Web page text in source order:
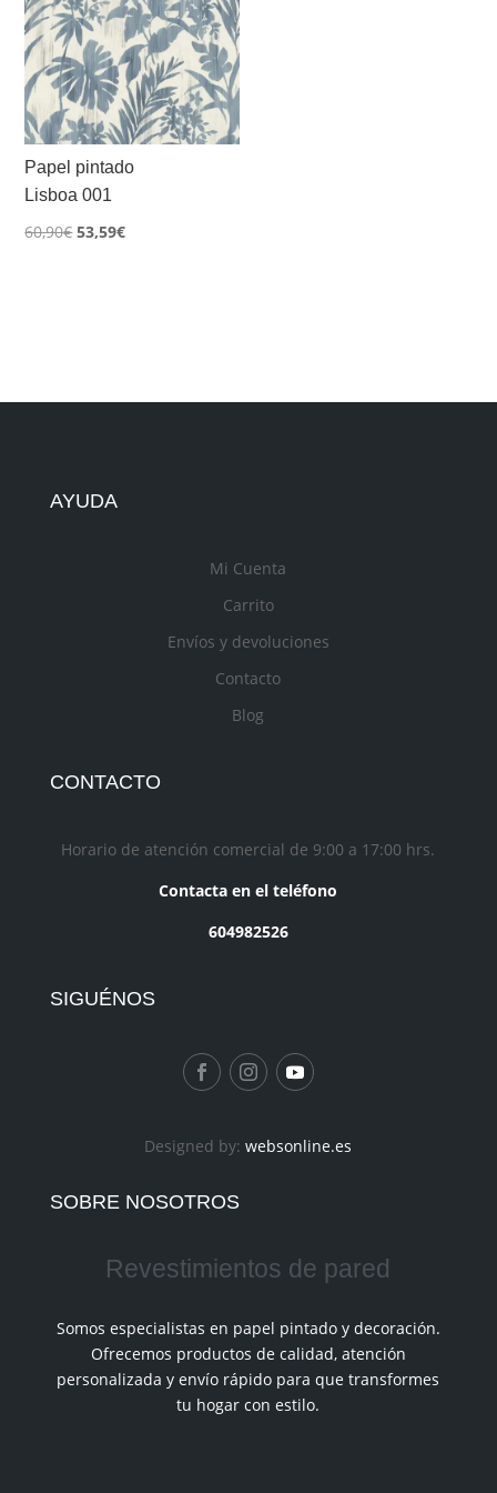
Papel pintado
Lisboa 001
60,90€El
53,59€El
AYUDA
Mi Cuenta
Carrito
Envíos y devoluciones
Contacto
Blog
CONTACTO
Horario de atención comercial de 9:00 a 17:00 hrs.
Contacta en el teléfono
604982526
SIGUÉNOS
Designed by:websonline.es
SOBRE NOSOTROS
Revestimientos de pared
Somos especialistas en papel pintado y decoración.
Ofrecemos productos de calidad, atención
personalizada y envío rápido para que transformes
tu hogar con estilo.